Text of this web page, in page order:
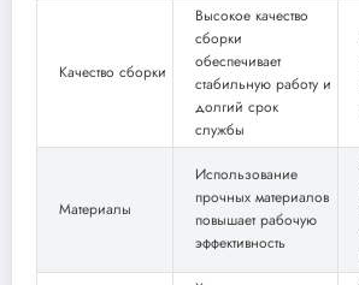
Качество сборки
Высокое качество
сборки
обеспечивает
стабильную работу и
долгий срок
службы
Материалы
Использование
прочных материалов
повышает рабочую
эффективность